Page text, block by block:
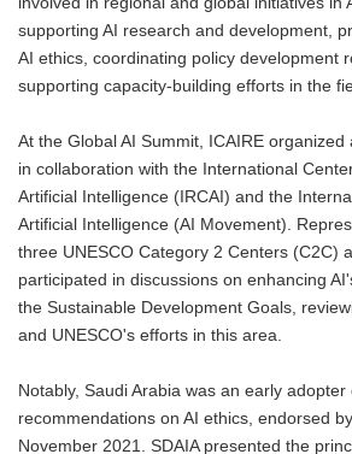
supporting AI research and development,
AI ethics, coordinating policy development
supporting capacity-building efforts in the
At the Global AI Summit, ICAIRE organized
in collaboration with the International
Artificial Intelligence (IRCAI) and the
Artificial Intelligence (AI Movement).
three UNESCO Category 2 Centers (C2C)
participated in discussions on enhancing
the Sustainable Development Goals,
and UNESCO's efforts in this area.
Notably, Saudi Arabia was an early adopter
recommendations on AI ethics, endorsed
November 2021. SDAIA presented the